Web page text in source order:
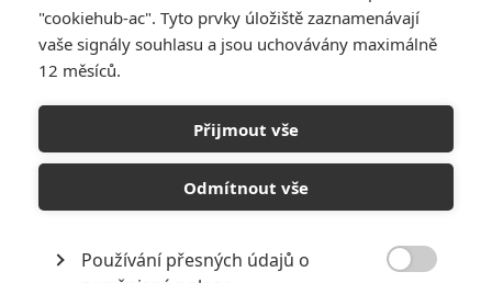
skvělých comicsových triků a zběsile nádherných žen!
PŘIDAT NOVÝ KOMENTÁŘ
"cookiehub-ac". Tyto prvky úložiště zaznamenávají
vaše signály souhlasu a jsou uchovávány maximálně
12 měsíců.
Přijmout vše
Odmítnout vše
Používání přesných údajů o